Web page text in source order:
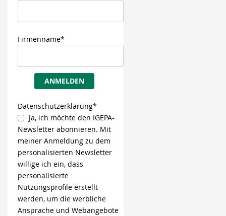
Firmenname*
ANMELDEN
Datenschutzerklärung*
Ja, ich möchte den IGEPA-
Newsletter abonnieren. Mit
meiner Anmeldung zu dem
personalisierten Newsletter
willige ich ein, dass
personalisierte
Nutzungsprofile erstellt
werden, um die werbliche
Ansprache und Webangebote